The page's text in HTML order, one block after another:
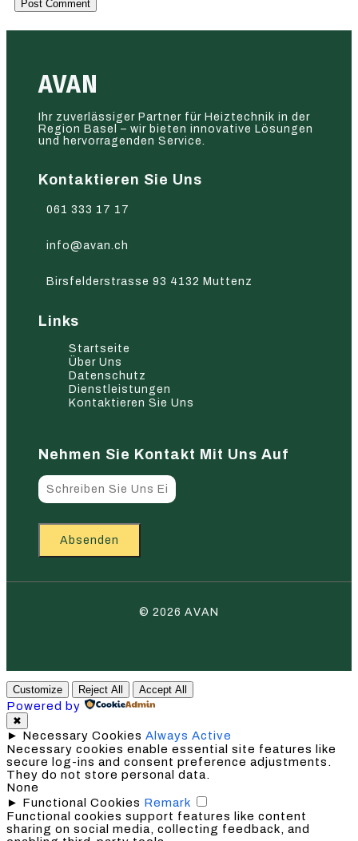
AVAN
Ihr zuverlässiger Partner für Heiztechnik in der
Region Basel – wir bieten innovative Lösungen
und hervorragenden Service.
Kontaktieren Sie Uns
061 333 17 17
info@avan.ch
Birsfelderstrasse 93 4132 Muttenz
Links
Startseite
Über Uns
Datenschutz
Dienstleistungen
Kontaktieren Sie Uns
Nehmen Sie Kontakt Mit Uns Auf
Absenden
© 2026 AVAN
Customize Reject All Accept All
Powered by
✖
► Necessary Cookies Always Active
Necessary cookies enable essential site features like
secure log-ins and consent preference adjustments.
They do not store personal data.
None
► Functional Cookies Remark
Functional cookies support features like content
sharing on social media, collecting feedback, and